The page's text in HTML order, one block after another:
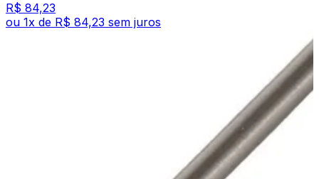
R$ 84,23
ou 1x de R$ 84,23 sem juros